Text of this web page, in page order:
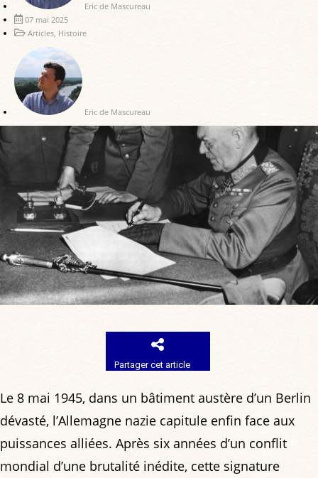
Eric de Mascureau
07 mai 2025
Articles, Histoire
Eric de Mascureau
Partager cet article
Le 8 mai 1945, dans un bâtiment austère d’un Berlin
dévasté, l’Allemagne nazie capitule enfin face aux
puissances alliées. Après six années d’un conflit
mondial d’une brutalité inédite, cette signature